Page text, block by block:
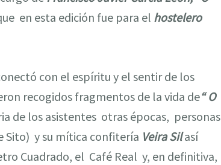
en esta edición fue para el hostelero
con el espíritu y el sentir de los
recogidos fragmentos de la vida de“ O
de los asistentes otras épocas, personas
Sito) y su mítica confitería Veira Silasí
Cuadrado, el Café Real y, en definitiva,